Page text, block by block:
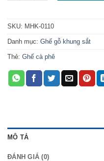
SKU: MHK-0110
Danh mục: Ghế gỗ khung sắt
Thẻ: Ghế cà phê
MÔ TẢ
ĐÁNH GIÁ (0)